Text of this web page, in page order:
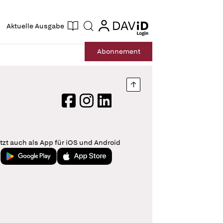
Aktuelle Ausgabe Suche login
login
Abonnement
Nach oben springen
FacebookInstagram
LinkedIn
auch als App für iOS und Android
Jetzt bei Google PlayLaden im App Store